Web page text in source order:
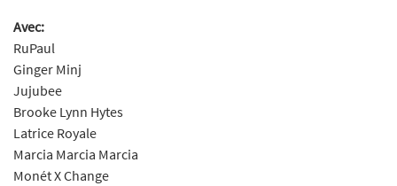
Avec:
RuPaul
Ginger Minj
Jujubee
Brooke Lynn Hytes
Latrice Royale
Marcia Marcia Marcia
Monét X Change